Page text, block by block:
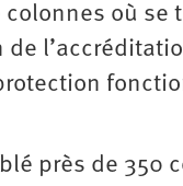
où se
près de 350